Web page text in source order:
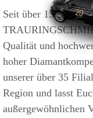
Seit über 15 Jahren
Qualität und
hoher
unserer über 35
Region und lasst
außergewöhnlichen